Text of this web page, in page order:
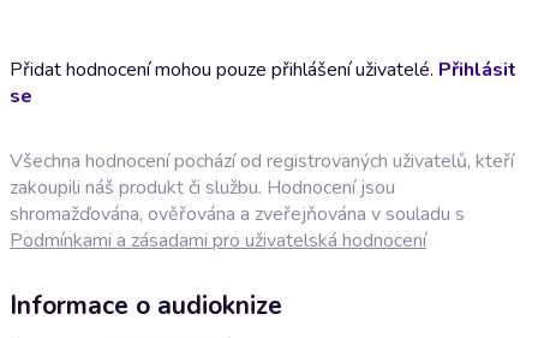
Přidat hodnocení mohou pouze přihlášení uživatelé. Přihlásit
se
Všechna hodnocení pochází od registrovaných uživatelů, kteří
zakoupili náš produkt či službu. Hodnocení jsou
shromažďována, ověřována a zveřejňována v souladu s
Podmínkami a zásadami pro uživatelská hodnocení
Informace o audioknize